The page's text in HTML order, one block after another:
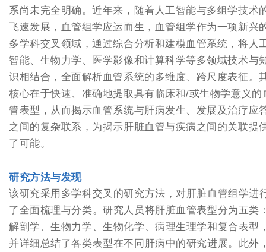
系尚未完全明确。近年来，随着人工智能与多组学技术
飞速发展，血管组学应运而生，血管组学作为一项新兴
多学科交叉领域，通过综合分析和建模血管系统，将人
智能、生物力学、医学影像和计算科学等多领域技术与
识相结合，全面解析血管系统的多维度、跨尺度表征。
核心在于快速、准确地提取具有临床和/或生物学意义的
管表型，从而揭示血管系统与肝病发生、发展及治疗应
之间的复杂联系，为揭示肝脏血管与疾病之间的关联提
了可能。
研究方法与发现
该研究采用多学科交叉的研究方法，对肝脏血管组学进
了全面梳理与分类。研究人员将肝脏血管表型分为五类
解剖学、生物力学、生物化学、病理生理学和复合表型
并详细总结了各类表型在不同肝病中的研究进展。此外